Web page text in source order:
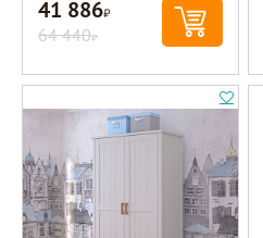
41 886Р
64 440Р